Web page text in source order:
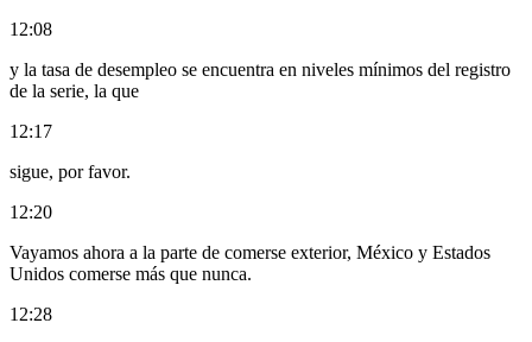
12:08
y la tasa de desempleo se encuentra en niveles mínimos del registro
de la serie, la que
12:17
sigue, por favor.
12:20
Vayamos ahora a la parte de comerse exterior, México y Estados
Unidos comerse más que nunca.
12:28